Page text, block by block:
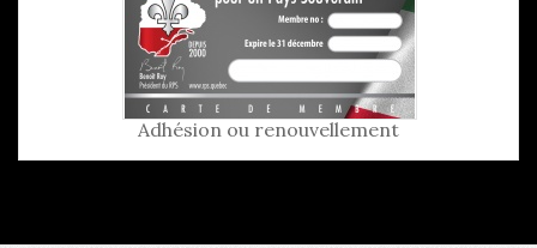
Adhésion ou renouvellement